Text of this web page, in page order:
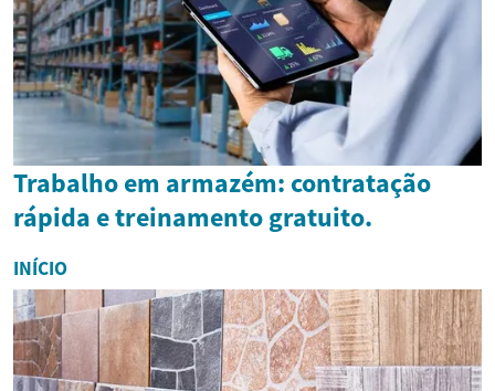
Trabalho em armazém: contratação
rápida e treinamento gratuito.
INÍCIO